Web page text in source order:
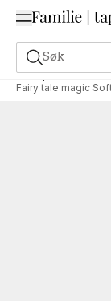
Søk
Tapeter Merke
Fairy tale magic